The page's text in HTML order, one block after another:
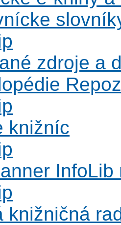
zdroje a
knižníc
InfoLib
knižničná